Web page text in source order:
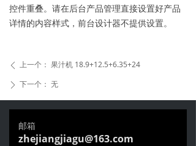
控件重叠。请在后台产品管理直接设置好产品
详情的内容样式，前台设计器不提供设置。
ꄴ 上一个： 果汁机 18.9+12.5+6.35+24
ꄲ 下一个： 无
邮箱
zhejiangjiagu@163.com